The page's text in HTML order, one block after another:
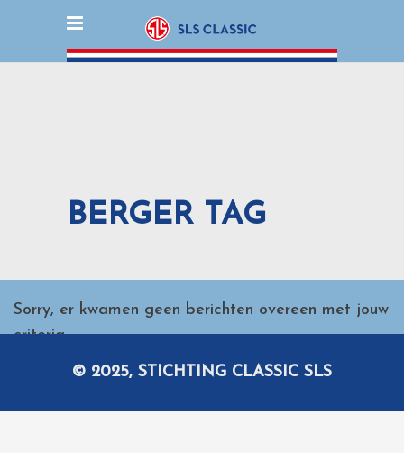
BERGER TAG
Sorry, er kwamen geen berichten overeen met jouw
criteria.
© 2025, STICHTING CLASSIC SLS